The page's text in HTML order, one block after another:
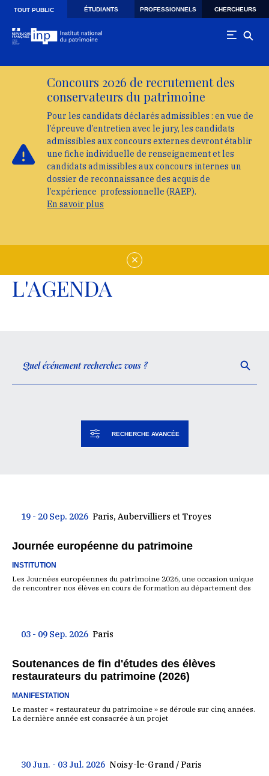
Skip to main navigation
Aller au contenu principal
TOUT PUBLIC ÉTUDIANTS PROFESSIONNELS CHERCHEURS
Concours 2026 de recrutement des
conservateurs du patrimoine
Pour les candidats déclarés admissibles : en vue de
l’épreuve d’entretien avec le jury, les candidats
admissibles aux concours externes devront établir
une fiche individuelle de renseignement et les
candidats admissibles aux concours internes un
dossier de reconnaissance des acquis de
l’expérience professionnelle (RAEP).
En savoir plus
L'AGENDA
RECHERCHE AVANCÉE
19 - 20 Sep. 2026 Paris, Aubervilliers et Troyes
Journée européenne du patrimoine
INSTITUTION
Les Journées européennes du patrimoine 2026, une occasion unique
de rencontrer nos élèves en cours de formation au département des
03 - 09 Sep. 2026 Paris
Soutenances de fin d'études des élèves
restaurateurs du patrimoine (2026)
MANIFESTATION
Le master « restaurateur du patrimoine » se déroule sur cinq années.
La dernière année est consacrée à un projet
30 Jun. - 03 Jul. 2026 Noisy-le-Grand / Paris